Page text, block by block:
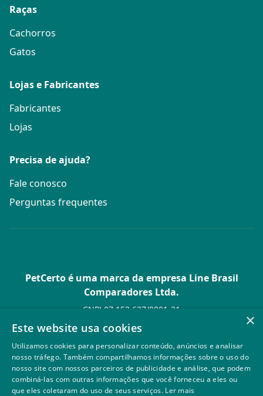
Raças
Cachorros
Gatos
Lojas e Fabricantes
Fabricantes
Lojas
Precisa de ajuda?
Fale conosco
Perguntas frequentes
PetCerto é uma marca da empresa Line Brasil
Comparadores Ltda.
CNPJ 07.153.627/0001-21
Av. Paulista, 1.636 Conj. 4 Pavilhão 15 - Bela Vista - São Paulo -
SP
© PetCerto - Todos os direitos reservados
×
Este website usa cookies
Utilizamos cookies para personalizar conteúdo, anúncios e analisar
nosso tráfego. Também compartilhamos informações sobre o uso do
nosso site com nossos parceiros de publicidade e análise, que podem
combiná-las com outras informações que você forneceu a eles ou
que eles coletaram do uso de seus serviços. Ler mais